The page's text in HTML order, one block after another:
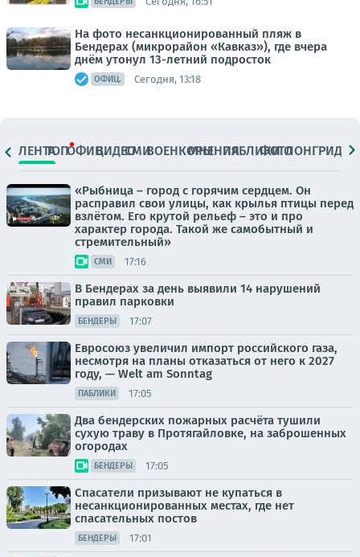
На фото несанкционированный пляж в
Бендерах (микрорайон «Кавказ»), где вчера
днём утонул 13-летний подросток
ОФИЦ. Сегодня, 13:18
ЛЕНТАТОПОФИЦ.ВИДЕОСМИВОЕНКОРЫМНЕНИЯПАБЛИКИ
ФОТОЛОНГРИДЫ
«Рыбница – город с горячим сердцем. Он
расправил свои улицы, как крылья птицы перед
взлётом. Его крутой рельеф – это и про
характер города. Такой же самобытный и
стремительный»
СМИ 17:16
В Бендерах за день выявили 14 нарушений
правил парковки
БЕНДЕРЫ 17:07
Евросоюз увеличил импорт российского газа,
несмотря на планы отказаться от него к 2027
году, — Welt am Sonntag
ПАБЛИКИ 17:05
Два бендерских пожарных расчёта тушили
сухую траву в Протягайловке, на заброшенных
огородах
БЕНДЕРЫ 17:05
Спасатели призывают не купаться в
несанкционированных местах, где нет
спасательных постов
БЕНДЕРЫ 17:01